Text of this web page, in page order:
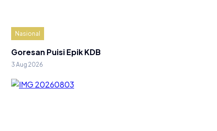
Nasional
Goresan Puisi Epik KDB
3 Aug 2026